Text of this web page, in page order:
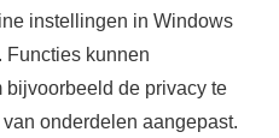
instellingen in Windows
Functies kunnen
de privacy te
onderdelen aangepast.